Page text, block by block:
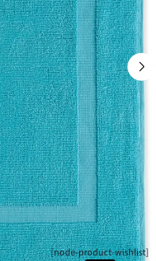
[node-product-wishlist]